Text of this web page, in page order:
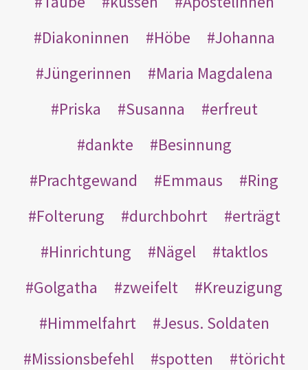
Diakoninnen
Höbe
Johanna
Jüngerinnen
Maria Magdalena
Priska
Susanna
erfreut
dankte
Besinnung
Prachtgewand
Emmaus
Ring
Folterung
durchbohrt
erträgt
Hinrichtung
Nägel
taktlos
Golgatha
zweifelt
Kreuzigung
Himmelfahrt
Jesus. Soldaten
Missionsbefehl
spotten
töricht